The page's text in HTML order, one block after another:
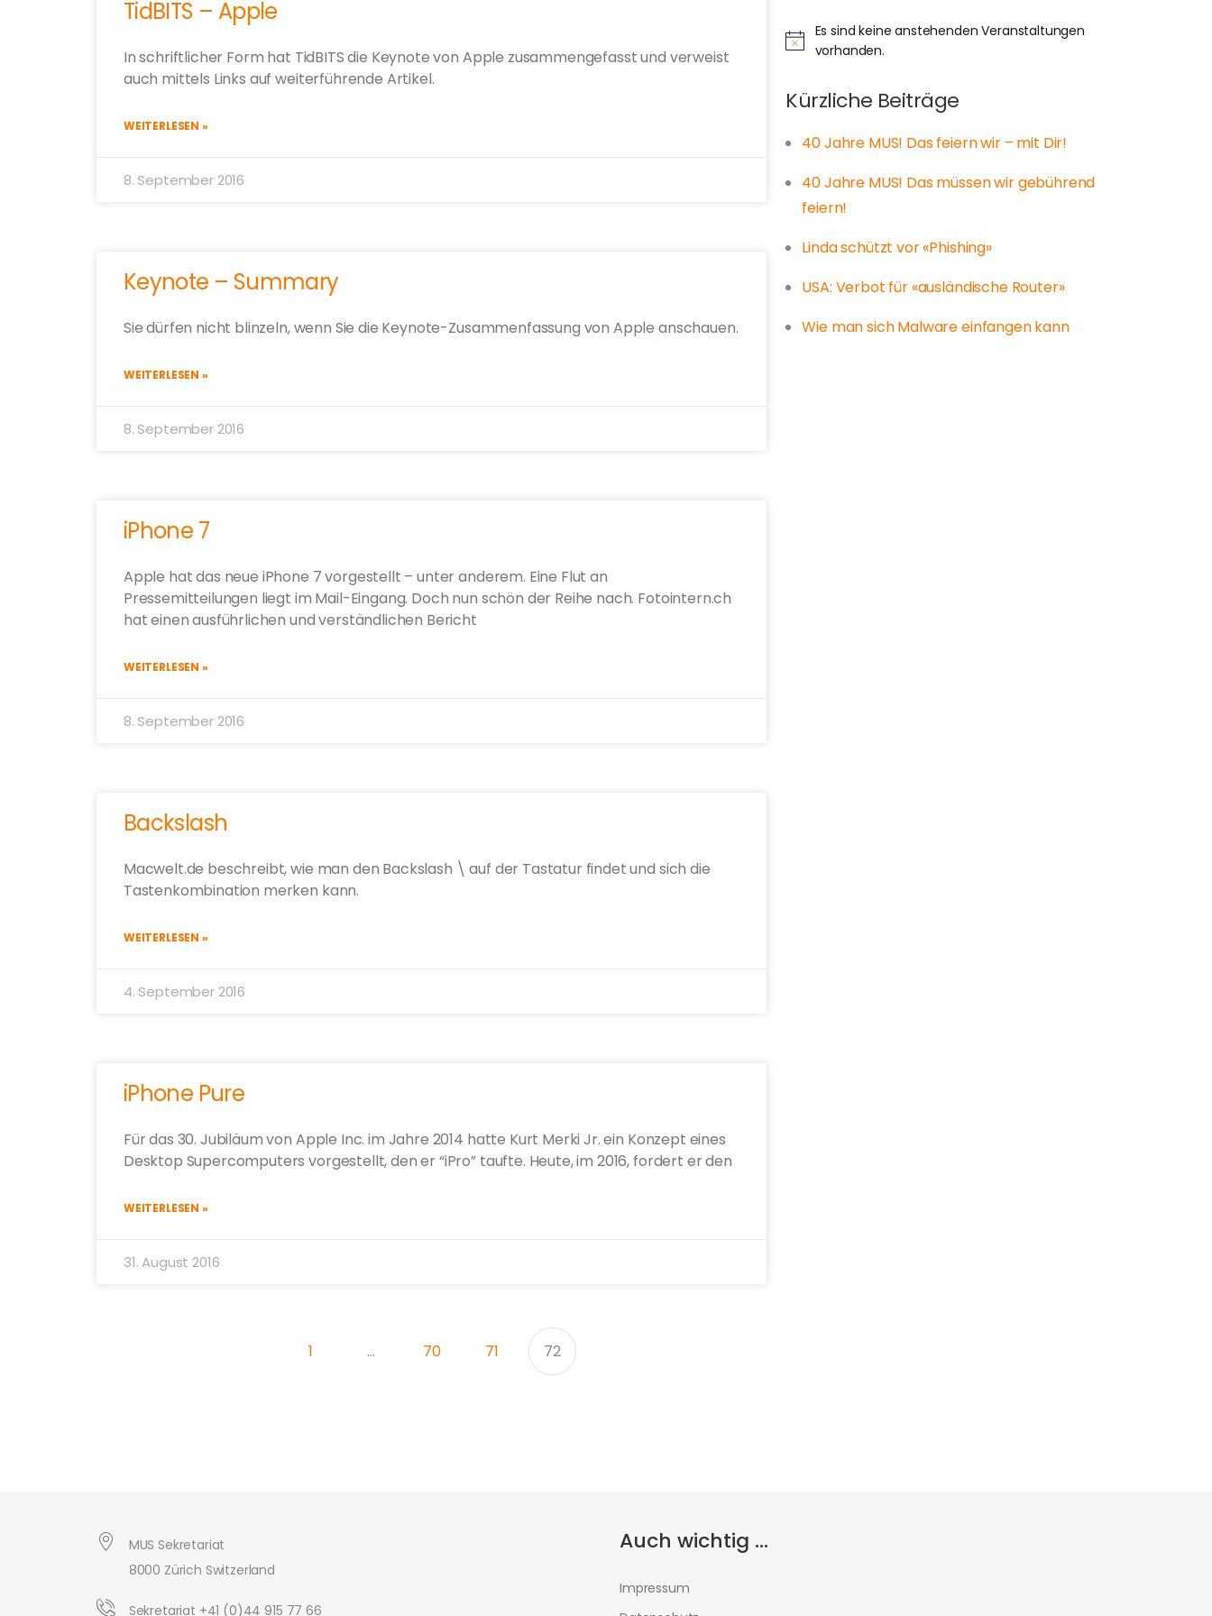
TidBITS – Apple
In schriftlicher Form hat TidBITS die Keynote von Apple zusammengefasst und verweist
auch mittels Links auf weiterführende Artikel.
WEITERLESEN »
8. September 2016
Keynote – Summary
Sie dürfen nicht blinzeln, wenn Sie die Keynote-Zusammenfassung von Apple anschauen.
WEITERLESEN »
8. September 2016
iPhone 7
Apple hat das neue iPhone 7 vorgestellt – unter anderem. Eine Flut an
Pressemitteilungen liegt im Mail-Eingang. Doch nun schön der Reihe nach. Fotointern.ch
hat einen ausführlichen und verständlichen Bericht
WEITERLESEN »
8. September 2016
Backslash
Macwelt.de beschreibt, wie man den Backslash \ auf der Tastatur findet und sich die
Tastenkombination merken kann.
WEITERLESEN »
4. September 2016
iPhone Pure
Für das 30. Jubiläum von Apple Inc. im Jahre 2014 hatte Kurt Merki Jr. ein Konzept eines
Desktop Supercomputers vorgestellt, den er “iPro” taufte. Heute, im 2016, fordert er den
WEITERLESEN »
31. August 2016
1 … 70 71 72
Hinweis
Es sind keine anstehenden Veranstaltungen
vorhanden.
Kürzliche Beiträge
40 Jahre MUS! Das feiern wir – mit Dir!
40 Jahre MUS! Das müssen wir gebührend
feiern!
Linda schützt vor «Phishing»
USA: Verbot für «ausländische Router»
Wie man sich Malware einfangen kann
MUS Sekretariat
8000 Zürich Switzerland
Sekretariat +41 (0)44 915 77 66
Auch wichtig ...
Impressum